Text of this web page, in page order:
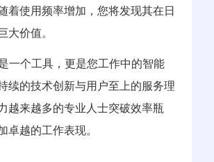
着使用频率增加，您将发现其在日
大价值。
一个工具，更是您工作中的智能
续的技术创新与用户至上的服务理
越来越多的专业人士突破效率瓶
卓越的工作表现。